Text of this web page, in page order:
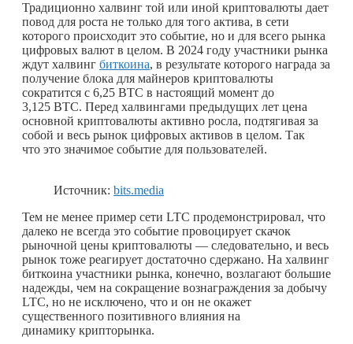
Традиционно халвинг той или иной криптовалюты дает
повод для роста не только для того актива, в сети
которого происходит это событие, но и для всего рынка
цифровых валют в целом. В 2024 году участники рынка
ждут халвинг биткоина, в результате которого награда за
получение блока для майнеров криптовалюты
сократится с 6,25 BTC в настоящий момент до
3,125 BTC. Перед халвингами предыдущих лет цена
основной криптовалюты активно росла, подтягивая за
собой и весь рынок цифровых активов в целом. Так
что это значимое событие для пользователей.
Источник: bits.media
Тем не менее пример сети LTC продемонстрировал, что
далеко не всегда это событие провоцирует скачок
рыночной цены криптовалюты — следовательно, и весь
рынок тоже реагирует достаточно сдержано. На халвинг
биткоина участники рынка, конечно, возлагают большие
надежды, чем на сокращение вознаграждения за добычу
LTC, но не исключено, что и он не окажет
существенного позитивного влияния на
динамику крипторынка.